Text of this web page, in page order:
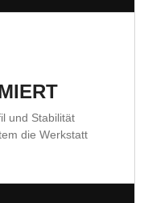
und Stabilität
die Werkstatt